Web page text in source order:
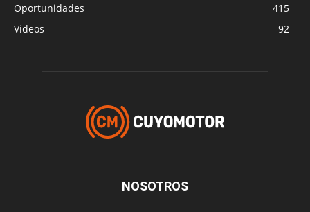
Oportunidades
415
Videos
92
NOSOTROS